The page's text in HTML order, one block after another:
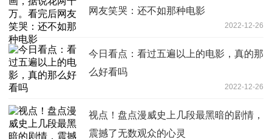
网友笑哭：还不如那种电影
2022-12-26
今日看点：看过五遍以上的电影，真的那
么好看吗
2022-12-26
视点！盘点漫威史上几段最黑暗的剧情，
震撼了无数观众的心灵